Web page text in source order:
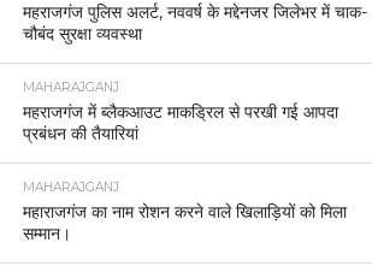
महराजगंज पुलिस अलर्ट, नववर्ष के मद्देनजर जिलेभर में चाक-
चौबंद सुरक्षा व्यवस्था
MAHARAJGANJ
महराजगंज में ब्लैकआउट माकड्रिल से परखी गई आपदा
प्रबंधन की तैयारियां
MAHARAJGANJ
महाराजगंज का नाम रोशन करने वाले खिलाड़ियों को मिला
सम्मान।